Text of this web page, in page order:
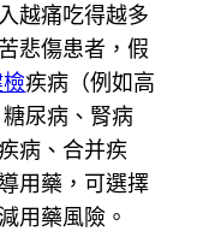
越痛吃得越多
悲傷患者，假
疾病（例如高
尿病、腎病
病、合并疾
用藥，可選擇
用藥風險。